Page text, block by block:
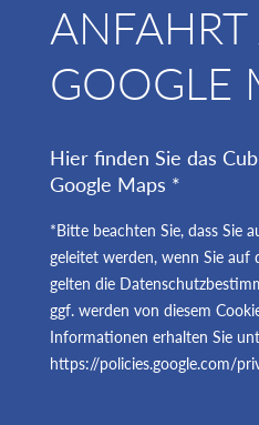
GOOGLE
Hier finden Sie das
Google Maps *
*Bitte beachten Sie, dass Sie
geleitet werden, wenn Sie auf
gelten die
ggf. werden von diesem
Informationen erhalten Sie
https://policies.google.com/